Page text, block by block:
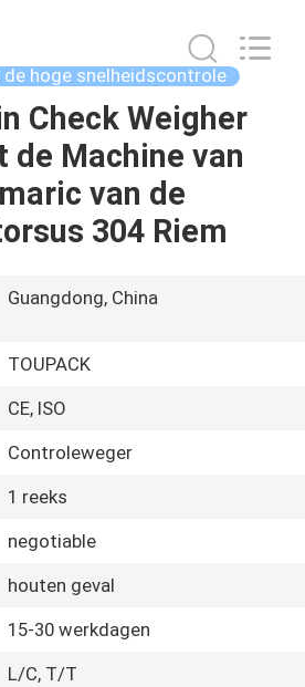
de hoge snelheidscontrole
Check Weigher
de Machine van
van de
304 Riem
Guangdong, China
TOUPACK
CE, ISO
Controleweger
1 reeks
negotiable
houten geval
15-30 werkdagen
L/C, T/T